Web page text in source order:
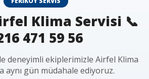
Klima Servisi 📞
471 59 56
deneyimli ekiplerimizle Airfel Klima
aynı gün müdahale ediyoruz.